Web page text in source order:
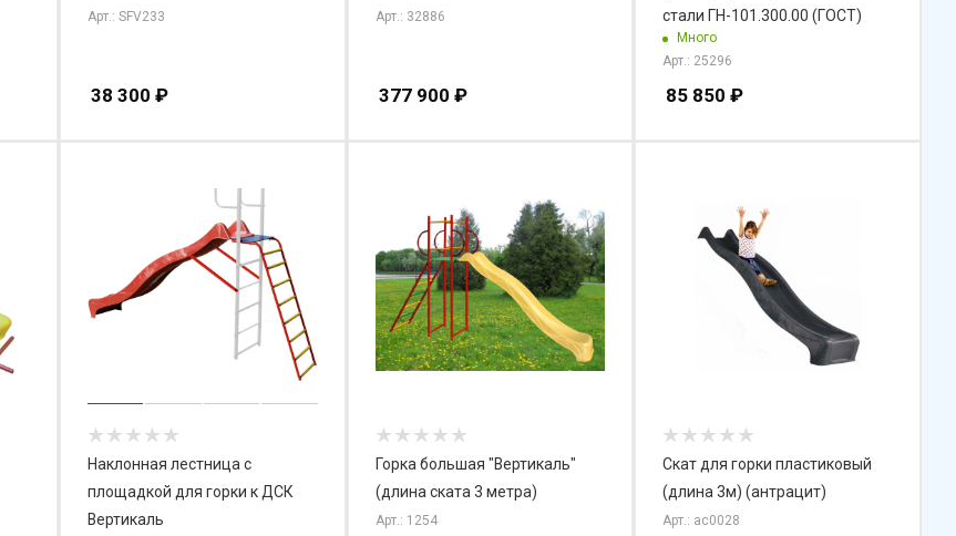
Арт.: SFV233
38 300 ₽
Арт.: 32886
377 900 ₽
стали ГН-101.300.00 (ГОСТ)
Много
Арт.: 25296
85 850 ₽
Наклонная лестница с
площадкой для горки к ДСК
Вертикаль
Горка большая "Вертикаль"
(длина ската 3 метра)
Арт.: 1254
Скат для горки пластиковый
(длина 3м) (антрацит)
Арт.: ac0028